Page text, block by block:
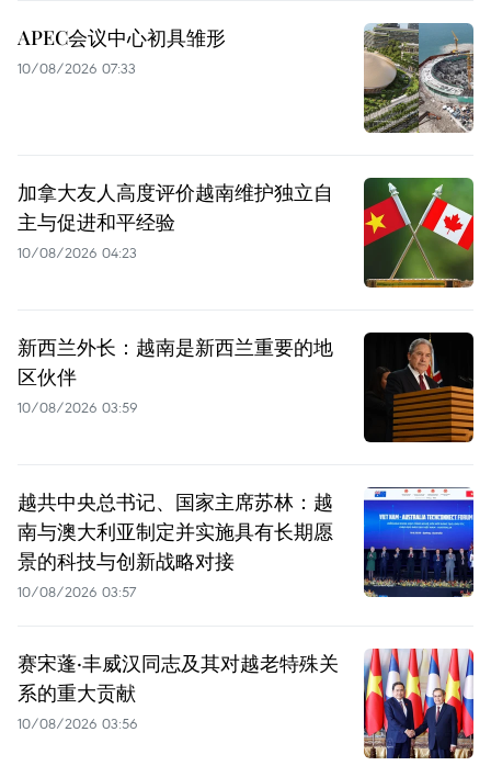
APEC会议中心初具雏形
10/08/2026 07:33
加拿大友人高度评价越南维护独立自
主与促进和平经验
10/08/2026 04:23
新西兰外长：越南是新西兰重要的地
区伙伴
10/08/2026 03:59
越共中央总书记、国家主席苏林：越
南与澳大利亚制定并实施具有长期愿
景的科技与创新战略对接
10/08/2026 03:57
赛宋蓬·丰威汉同志及其对越老特殊关
系的重大贡献
10/08/2026 03:56